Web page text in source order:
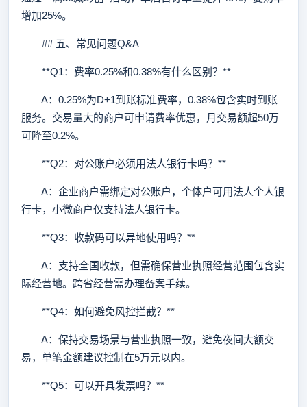
增加25%。
## 五、常见问题Q&A
**Q1：费率0.25%和0.38%有什么区别？**
A：0.25%为D+1到账标准费率，0.38%包含实时到账
服务。交易量大的商户可申请费率优惠，月交易额超50万
可降至0.2%。
**Q2：对公账户必须用法人银行卡吗？**
A：企业商户需绑定对公账户，个体户可用法人个人银
行卡，小微商户仅支持法人银行卡。
**Q3：收款码可以异地使用吗？**
A：支持全国收款，但需确保营业执照经营范围包含实
际经营地。跨省经营需办理备案手续。
**Q4：如何避免风控拦截？**
A：保持交易场景与营业执照一致，避免夜间大额交
易，单笔金额建议控制在5万元以内。
**Q5：可以开具发票吗？**